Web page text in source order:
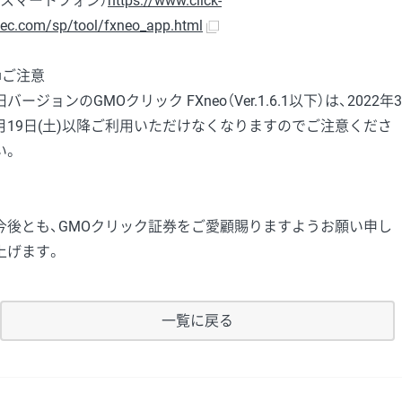
sp/tool/fxneo_app.html
注意
バージョンのGMOクリック FXneo（Ver.1.6.1以下）は、2022年3
19日(土)以降ご利用いただけなくなりますのでご注意くださ
。
後とも、GMOクリック証券をご愛顧賜りますようお願い申し
げます。
一覧に戻る